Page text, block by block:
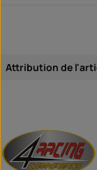
Attribution de